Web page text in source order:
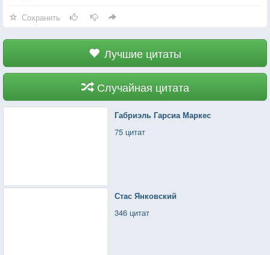
Сохранить
Лучшие цитаты
Случайная цитата
Габриэль Гарсиа Маркес
75 цитат
Стас Янковский
346 цитат